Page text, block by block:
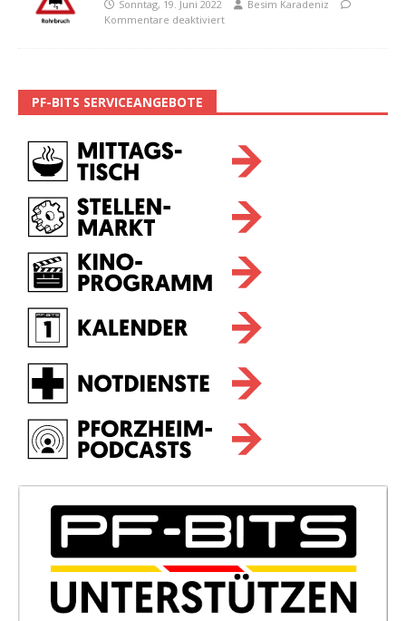
Sonntag, 19. Juni 2022
Besim Karadeniz
Kommentare deaktiviert
PF-BITS SERVICEANGEBOTE